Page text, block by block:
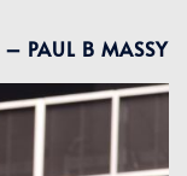
– PAUL B MASSY